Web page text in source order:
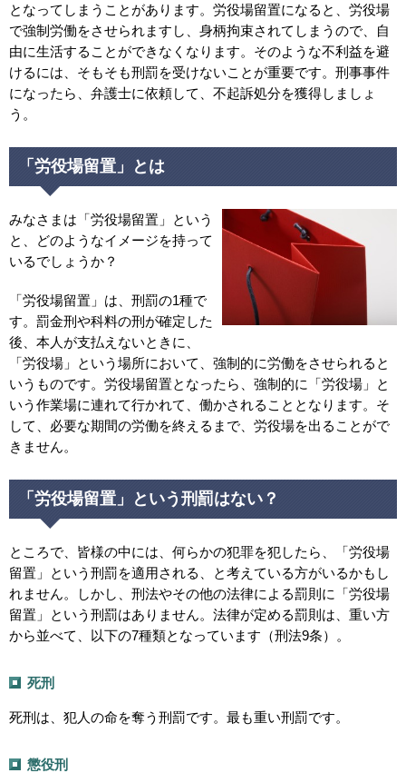
となってしまうことがあります。労役場留置になると、労役場
で強制労働をさせられますし、身柄拘束されてしまうので、自
由に生活することができなくなります。そのような不利益を避
けるには、そもそも刑罰を受けないことが重要です。刑事事件
になったら、弁護士に依頼して、不起訴処分を獲得しましょ
う。
「労役場留置」とは
みなさまは「労役場留置」という
と、どのようなイメージを持って
いるでしょうか？
「労役場留置」は、刑罰の1種で
す。罰金刑や科料の刑が確定した
後、本人が支払えないときに、
「労役場」という場所において、強制的に労働をさせられると
いうものです。労役場留置となったら、強制的に「労役場」と
いう作業場に連れて行かれて、働かされることとなります。そ
して、必要な期間の労働を終えるまで、労役場を出ることがで
きません。
「労役場留置」という刑罰はない？
ところで、皆様の中には、何らかの犯罪を犯したら、「労役場
留置」という刑罰を適用される、と考えている方がいるかもし
れません。しかし、刑法やその他の法律による罰則に「労役場
留置」という刑罰はありません。法律が定める罰則は、重い方
から並べて、以下の7種類となっています（刑法9条）。
死刑
死刑は、犯人の命を奪う刑罰です。最も重い刑罰です。
懲役刑